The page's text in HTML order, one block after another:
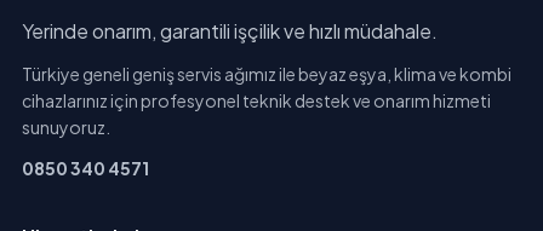
Yerinde onarım, garantili işçilik ve hızlı müdahale.
Türkiye geneli geniş servis ağımız ile beyaz eşya, klima ve kombi
cihazlarınız için profesyonel teknik destek ve onarım hizmeti
sunuyoruz.
0850 340 4571